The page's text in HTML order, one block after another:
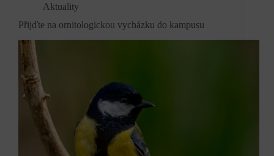
Aktuality
Přijďte na ornitologickou vycházku do kampusu